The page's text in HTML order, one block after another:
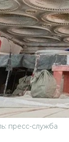
пресс-служба